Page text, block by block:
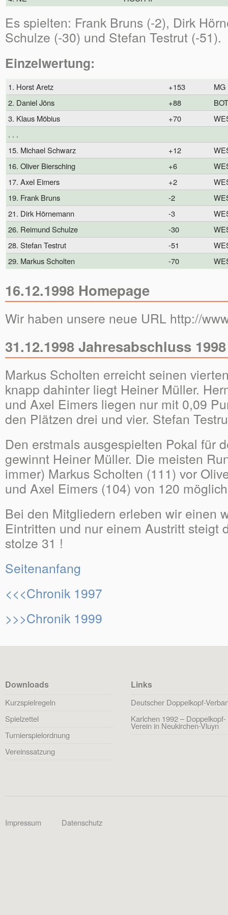
Es spielten: Frank Bruns (-2), Dirk
Schulze (-30) und Stefan Testrut (-51).
Einzelwertung:
1. Horst Aretz +153
MG
2. Daniel Jöns
+88
BOT
3. Klaus Möbius
+70
. . .
15. Michael Schwarz
+12
16. Oliver Biersching
+6
17. Axel Eimers
+2
19. Frank Bruns
-2
21. Dirk Hörnemann
-3
26. Reimund Schulze
-30
28. Stefan Testrut
-51
29. Markus Scholten
-70
16.12.1998 Homepage
Wir haben unsere neue URL http://
31.12.1998 Jahresabschluss 1998
Markus Scholten erreicht seinen
knapp dahinter liegt Heiner Müller.
und Axel Eimers liegen nur mit 0,09
den Plätzen drei und vier. Stefan
Den erstmals ausgespielten Pokal für
gewinnt Heiner Müller. Die meisten
immer) Markus Scholten (111) vor
und Axel Eimers (104) von 120
Bei den Mitgliedern erleben wir einen
Eintritten und nur einem Austritt steigt
stolze 31 !
Seitenanfang
<<<Chronik 1997
>>>Chronik 1999
Downloads
Kurzspielregeln
Spielzettel
Turnierspielordnung
Vereinssatzung
Links
Deutscher Doppelkopf-
Karlchen 1992 – Doppelkopf-
Verein in Neukirchen-Vluyn
Impressum Datenschutz